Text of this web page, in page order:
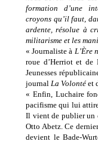
formation d’une
croyons qu’il faut,
ardente, résolue à
militarisme et les
« Journaliste à L’Ère
roue d’Herriot et de
Jeunesses
journal La Volonté et
« Enfin, Luchaire
pacifisme qui lui
Il vient de publier un
Otto Abetz. Ce
devient le Bade-